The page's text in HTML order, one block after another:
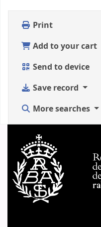
Print
Add to your cart
Send to device
Save record
More searches